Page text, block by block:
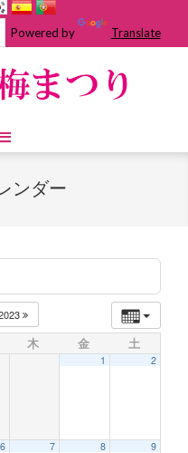
Powered by Translate
ンダー
木 金 土
1 2
6 7 8 9